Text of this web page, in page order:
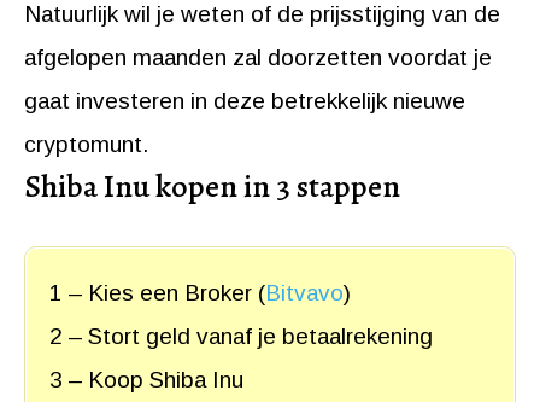
Natuurlijk wil je weten of de prijsstijging van de
afgelopen maanden zal doorzetten voordat je
gaat investeren in deze betrekkelijk nieuwe
cryptomunt.
Shiba Inu kopen in 3 stappen
1 – Kies een Broker (Bitvavo)
2 – Stort geld vanaf je betaalrekening
3 – Koop Shiba Inu